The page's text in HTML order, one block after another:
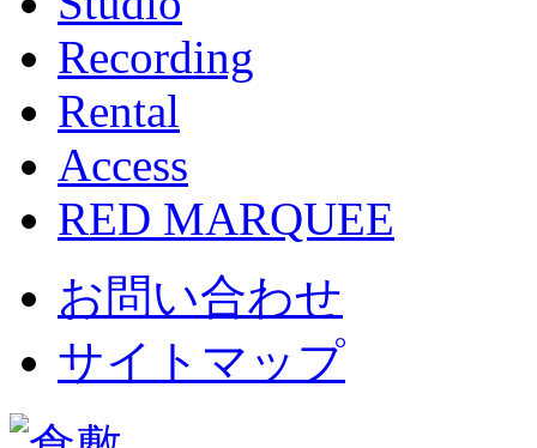
Recording
Rental
Access
RED MARQUEE
お問い合わせ
サイトマップ